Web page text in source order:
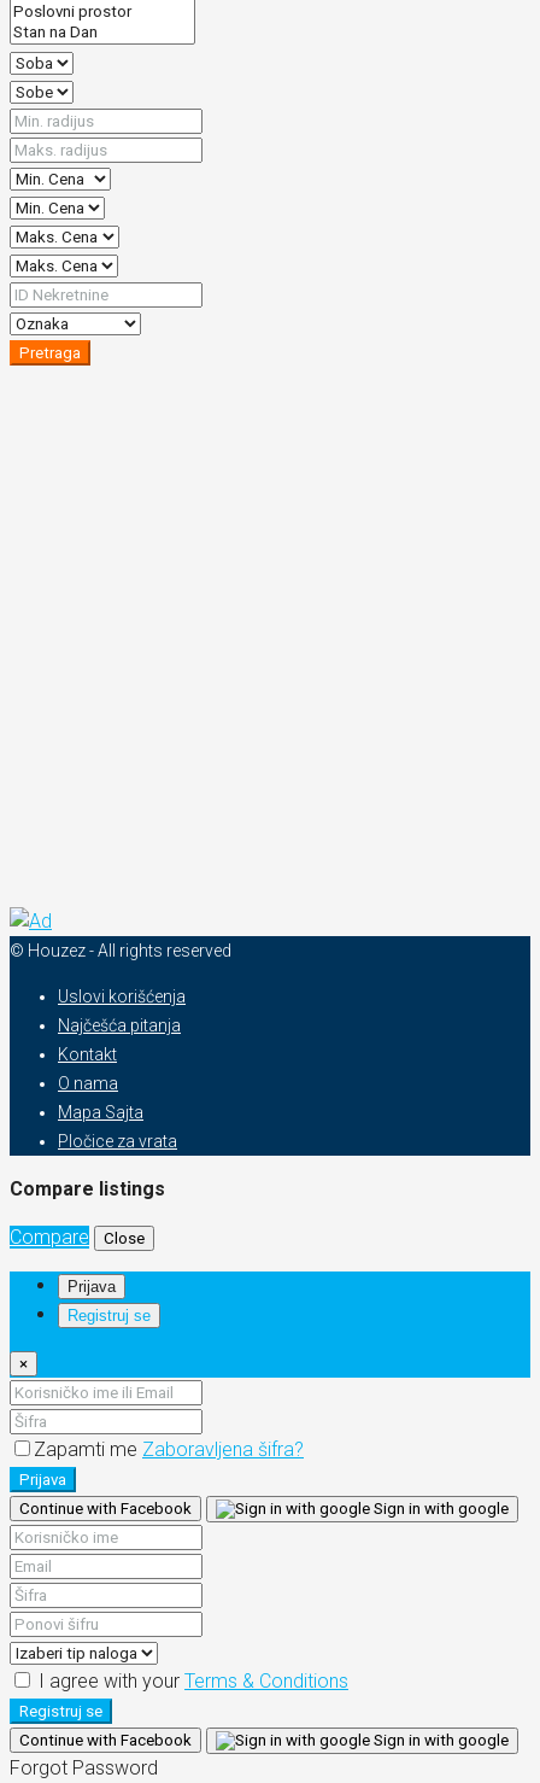
Pretraga
© Houzez - All rights reserved
Uslovi korišćenja
Najčešća pitanja
Kontakt
O nama
Mapa Sajta
Pločice za vrata
Compare listings
Compare Close
Prijava
Registruj se
×
Zapamti me Zaboravljena šifra?
Prijava
Continue with Facebook
Sign in with google
I agree with your Terms & Conditions
Registruj se
Continue with Facebook
Sign in with google
Forgot Password